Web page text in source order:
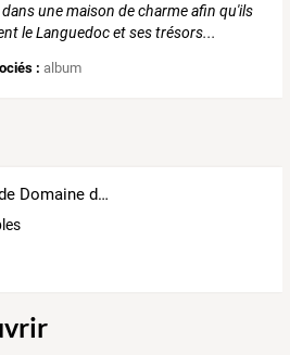
une maison de charme afin qu'ils
le Languedoc et ses trésors...
: album
Le blog de Domaine de Cadablès vignerons indépendant